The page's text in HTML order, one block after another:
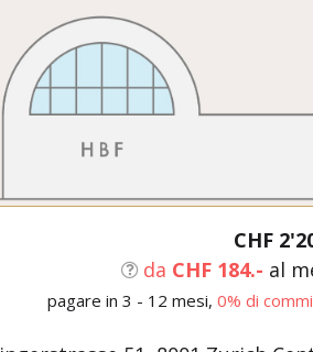
CHF
da CHF 184.- al
pagare in 3 - 12 mesi, 0% di